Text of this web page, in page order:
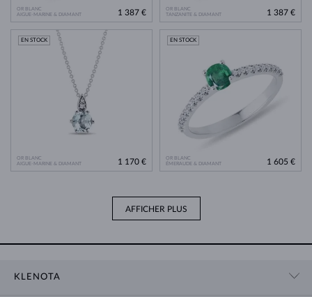
OR BLANC
AIGUE-MARINE & DIAMANT
1 387 €
OR BLANC
TANZANITE & DIAMANT
1 387 €
OR BLANC
AIGUE-MARINE & DIAMANT
EN STOCK
1 170 €
OR BLANC
ÉMERAUDE & DIAMANT
EN STOCK
1 605 €
AFFICHER PLUS
KLENOTA